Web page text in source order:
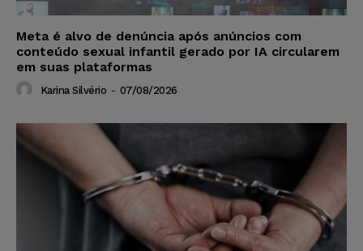
Meta é alvo de denúncia após anúncios com
conteúdo sexual infantil gerado por IA circularem
em suas plataformas
Karina Silvério - 07/08/2026